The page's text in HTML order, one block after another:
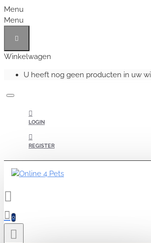
Menu
Menu
Winkelwagen
U heeft nog geen producten in uw
LOGIN
REGISTER
0